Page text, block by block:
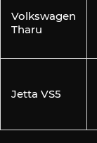
Volkswagen
Tharu
Jetta VS5